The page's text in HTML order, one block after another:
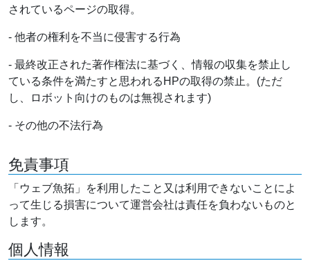
されているページの取得。
- 他者の権利を不当に侵害する行為
- 最終改正された著作権法に基づく、情報の収集を禁止し
ている条件を満たすと思われるHPの取得の禁止。(ただ
し、ロボット向けのものは無視されます)
- その他の不法行為
免責事項
「ウェブ魚拓」を利用したこと又は利用できないことによ
って生じる損害について運営会社は責任を負わないものと
します。
個人情報